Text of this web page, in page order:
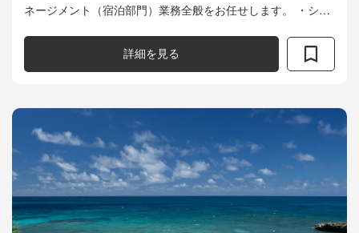
ネージメント（宿泊部門）業務全般をお任せします。 ・シフ
ント ・アクション...詳細を見る